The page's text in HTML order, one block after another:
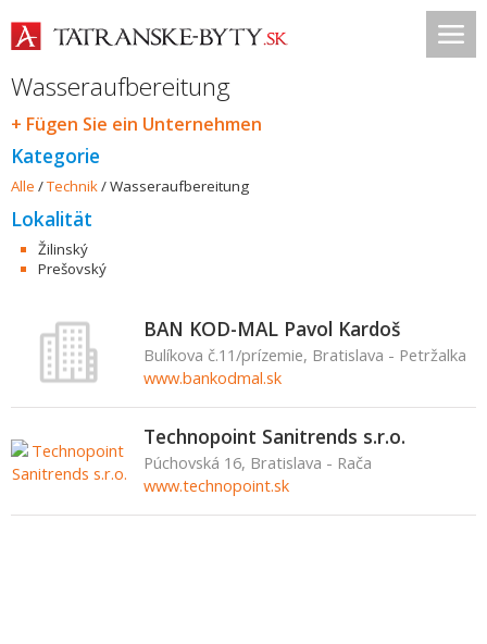
Wasseraufbereitung
+ Fügen Sie ein Unternehmen
Kategorie
Alle /Technik/Wasseraufbereitung
Lokalität
Žilinský
Prešovský
BAN KOD-MAL Pavol Kardoš
Bulíkova č.11/prízemie, Bratislava - Petržalka
www.bankodmal.sk
Technopoint Sanitrends s.r.o.
Púchovská 16, Bratislava - Rača
www.technopoint.sk